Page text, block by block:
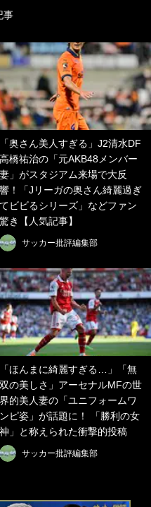
事
「奥さん美人すぎる」J2清水DF
高橋祐治の「元AKB48メンバー
妻」がスタジアム来場で大反
響！「Jリーガの奥さん綺麗過ぎ
てビビるシリーズ」などファン
驚き【人気記事】
サッカー批評編集部
「ほんまに綺麗すぎる…」「無
双の美しさ」アーセナルMFの世
界的美人妻の「ユニフォームワ
ンピ姿」が話題に！ 「勝利の女
神」と称えられた衝撃的投稿
サッカー批評編集部